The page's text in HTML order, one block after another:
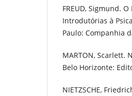
FREUD, Sigmund.
Introdutórias à
Paulo: Companhia
MARTON, Scarlett.
Belo Horizonte:
NIETZSCHE,